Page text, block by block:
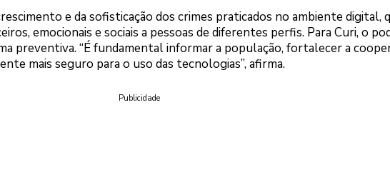
e da sofisticação dos crimes praticados no ambiente digital,
emocionais e sociais a pessoas de diferentes perfis. Para Curi, o
preventiva. “É fundamental informar a população, fortalecer a
mais seguro para o uso das tecnologias”, afirma.
Publicidade